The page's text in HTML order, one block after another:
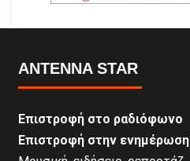
ANTENNA STAR
Επιστροφή στο ραδιόφωνο
Επιστροφή στην ενημέρωση